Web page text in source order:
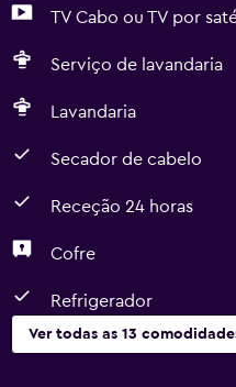
TV Cabo ou TV por
Serviço de lavandaria
Lavandaria
Secador de cabelo
Receção 24 horas
Cofre
Refrigerador
Ver todas as 13